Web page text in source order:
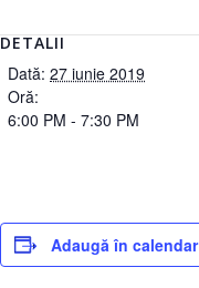
DETALII
Dată: 27 iunie 2019
Oră:
6:00 PM - 7:30 PM
Adaugă în calendar